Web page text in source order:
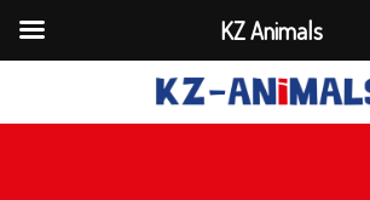
KZ Animals